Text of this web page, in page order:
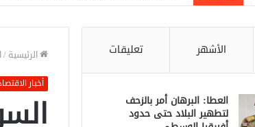
الرئيسية /
أخبار
الأشهر تعليقات
العطا: البرهان أمر بالزحف
لتطهير البلاد حتى حدود